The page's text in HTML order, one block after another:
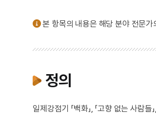
본 항목의 내용은 해당 분야 전문
정의
일제강점기 「백화」, 「고향 없는 사람들